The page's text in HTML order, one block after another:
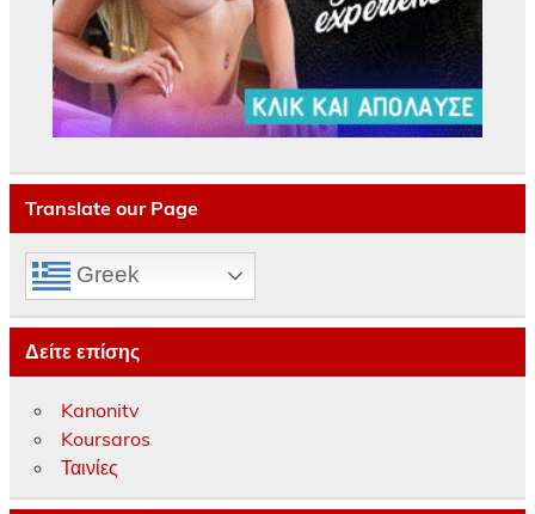
Translate our Page
Greek
Δείτε επίσης
Kanonitv
Koursaros
Ταινίες